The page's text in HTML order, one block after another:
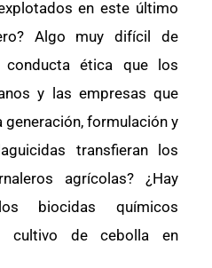
en este último
Algo muy difícil de
conducta ética que los
y las empresas que
generación, formulación y
transfieran los
agrícolas? ¿Hay
biocidas químicos
cultivo de cebolla en